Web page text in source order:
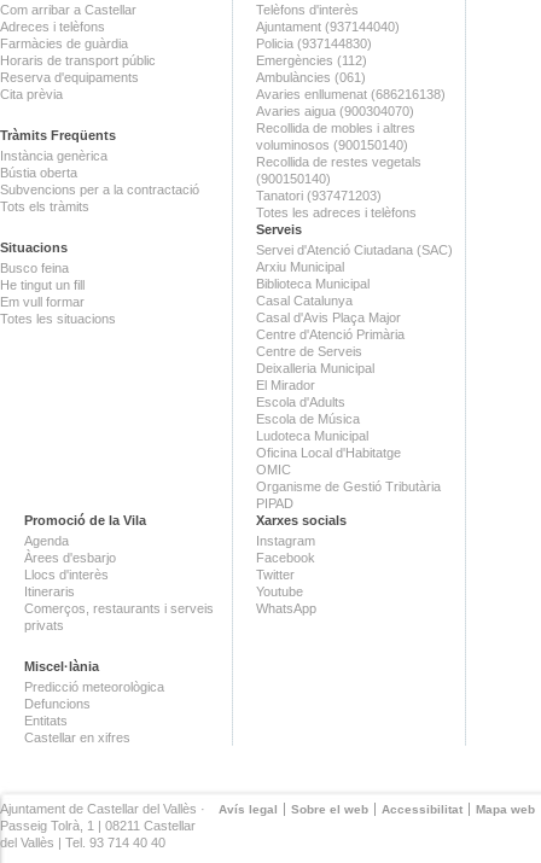
Com arribar a Castellar
Adreces i telèfons
Farmàcies de guàrdia
Horaris de transport públic
Reserva d'equipaments
Cita prèvia
Tràmits Freqüents
Instància genèrica
Bústia oberta
Subvencions per a la contractació
Tots els tràmits
Situacions
Busco feina
He tingut un fill
Em vull formar
Totes les situacions
Telèfons d'interès
Ajuntament (937144040)
Policia (937144830)
Emergències (112)
Ambulàncies (061)
Avaries enllumenat (686216138)
Avaries aigua (900304070)
Recollida de mobles i altres
voluminosos (900150140)
Recollida de restes vegetals
(900150140)
Tanatori (937471203)
Totes les adreces i telèfons
Serveis
Servei d'Atenció Ciutadana (SAC)
Arxiu Municipal
Biblioteca Municipal
Casal Catalunya
Casal d'Avis Plaça Major
Centre d'Atenció Primària
Centre de Serveis
Deixalleria Municipal
El Mirador
Escola d'Adults
Escola de Música
Ludoteca Municipal
Oficina Local d'Habitatge
OMIC
Organisme de Gestió Tributària
PIPAD
Promoció de la Vila
Agenda
Àrees d'esbarjo
Llocs d'interès
Itineraris
Comerços, restaurants i serveis
privats
Miscel·lània
Predicció meteorològica
Defuncions
Entitats
Castellar en xifres
Xarxes socials
Instagram
Facebook
Twitter
Youtube
WhatsApp
Avís legal Sobre el web Accessibilitat Mapa web
Ajuntament de Castellar del Vallès ·
Passeig Tolrà, 1 | 08211 Castellar
del Vallès | Tel. 93 714 40 40